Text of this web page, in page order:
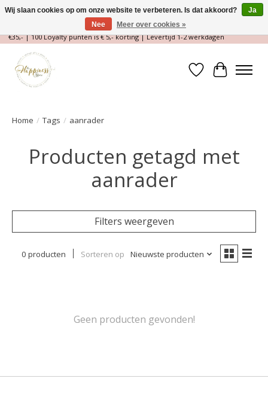
Magische Conceptstore, Edelstenen & Spirituele winkel | Gratis verzending >
€35,- | 100 Loyalty punten is € 5,- korting | Levertijd 1-2 werkdagen
Verlanglijst
Home / Tags / aanrader
Producten getagd met
aanrader
Filters weergeven
0 producten Sorteren op Nieuwste producten
Geen producten gevonden!
Wij slaan cookies op om onze website te verbeteren. Is dat akkoord?
Ja
Nee
Meer over cookies »